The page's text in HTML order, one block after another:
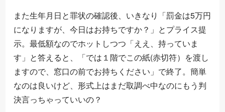
また生年月日と罪状の確認後、いきなり「罰金は5万円
になりますが、今日はお持ちですか？」とプライス提
示。最低額なのでホットしつつ「ええ、持っていま
す」と答えると、「では１階でこの紙(赤切符）を渡し
ますので、窓口の前でお持ちください」で終了。簡単
なのは良いけど、形式上はまだ取調べ中なのにもう判
決言っちゃっていいの？